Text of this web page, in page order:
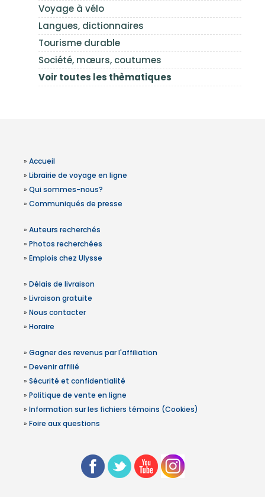
Voyage à vélo
Langues, dictionnaires
Tourisme durable
Société, mœurs, coutumes
Voir toutes les thèmatiques
» Accueil
» Librairie de voyage en ligne
» Qui sommes-nous?
» Communiqués de presse
» Auteurs recherchés
» Photos recherchées
» Emplois chez Ulysse
» Délais de livraison
» Livraison gratuite
» Nous contacter
» Horaire
» Gagner des revenus par l'affiliation
» Devenir affilié
» Sécurité et confidentialité
» Politique de vente en ligne
» Information sur les fichiers témoins (Cookies)
» Foire aux questions